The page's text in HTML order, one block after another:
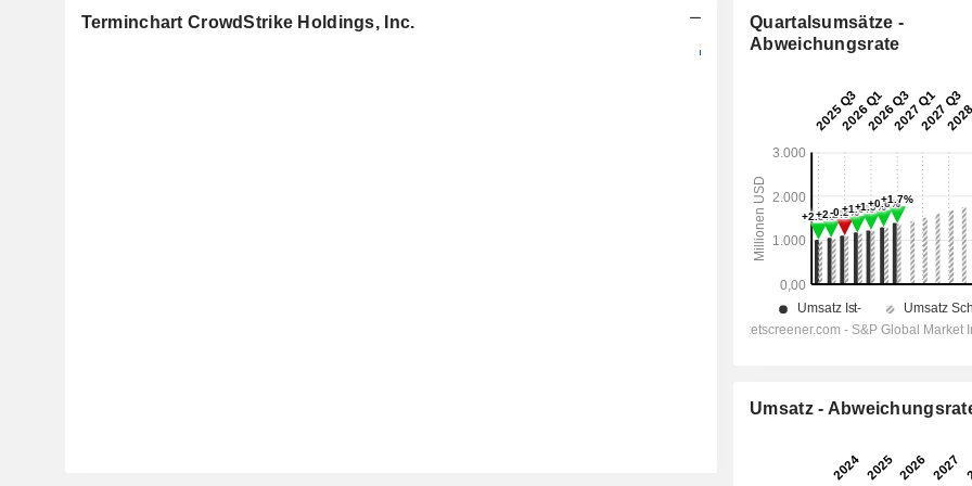
Terminchart CrowdStrike Holdings, Inc.
Quartalsumsätze -
Abweichungsrate
Umsatz -